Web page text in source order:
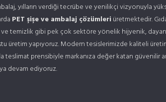
yılların verdiği tecrübe ve yenilikçi vizyonuyla
PET şişe ve ambalaj çözümleri üretmektedir.
temizlik gibi pek çok sektöre yönelik hijyenik,
üretim yapıyoruz. Modern tesislerimizde kaliteli
teslimat prensibiyle markanıza değer katan güvenilir
devam ediyoruz.